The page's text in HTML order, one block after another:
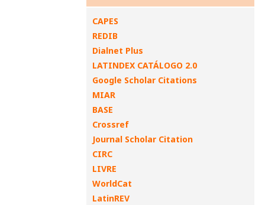
CAPES
REDIB
Dialnet Plus
LATINDEX CATÁLOGO 2.0
Google Scholar Citations
MIAR
BASE
Crossref
Journal Scholar Citation
CIRC
LIVRE
WorldCat
LatinREV